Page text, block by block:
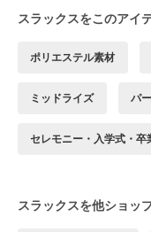
スラックスをこのアイ
ポリエステル素材
ミッドライズ パ
セレモニー・入学式・卒
スラックスを他ショッ